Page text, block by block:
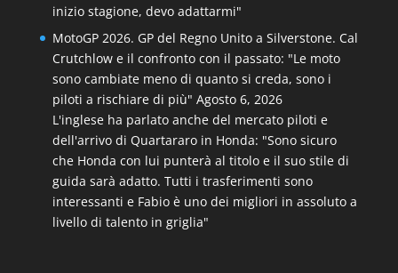
inizio stagione, devo adattarmi"
MotoGP 2026. GP del Regno Unito a Silverstone. Cal
Crutchlow e il confronto con il passato: "Le moto
sono cambiate meno di quanto si creda, sono i
piloti a rischiare di più" Agosto 6, 2026
L'inglese ha parlato anche del mercato piloti e
dell'arrivo di Quartararo in Honda: "Sono sicuro
che Honda con lui punterà al titolo e il suo stile di
guida sarà adatto. Tutti i trasferimenti sono
interessanti e Fabio è uno dei migliori in assoluto a
livello di talento in griglia"